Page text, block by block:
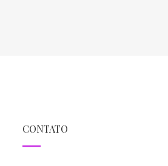
CONTATO